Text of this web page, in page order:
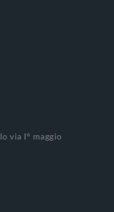
via I° maggio